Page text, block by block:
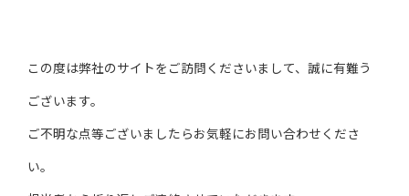
この度は弊社のサイトをご訪問くださいまして、誠に有難う
ございます。
ご不明な点等ございましたらお気軽にお問い合わせくださ
い。